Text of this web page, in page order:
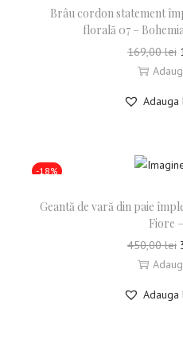
Brâu cordon statement
florală 07 –
169,00lei
Adauga
-18%
Geantă de vară din paie
Fiore
450,00lei
Adauga